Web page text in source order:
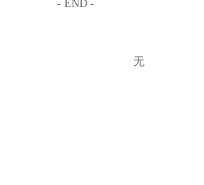
- END -
无